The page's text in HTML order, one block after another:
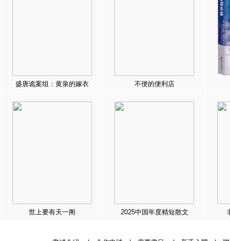
盛唐诡案组：黄泉的嫁衣 不便的便利店
世上要有天一阁 2025中国年度精短散文